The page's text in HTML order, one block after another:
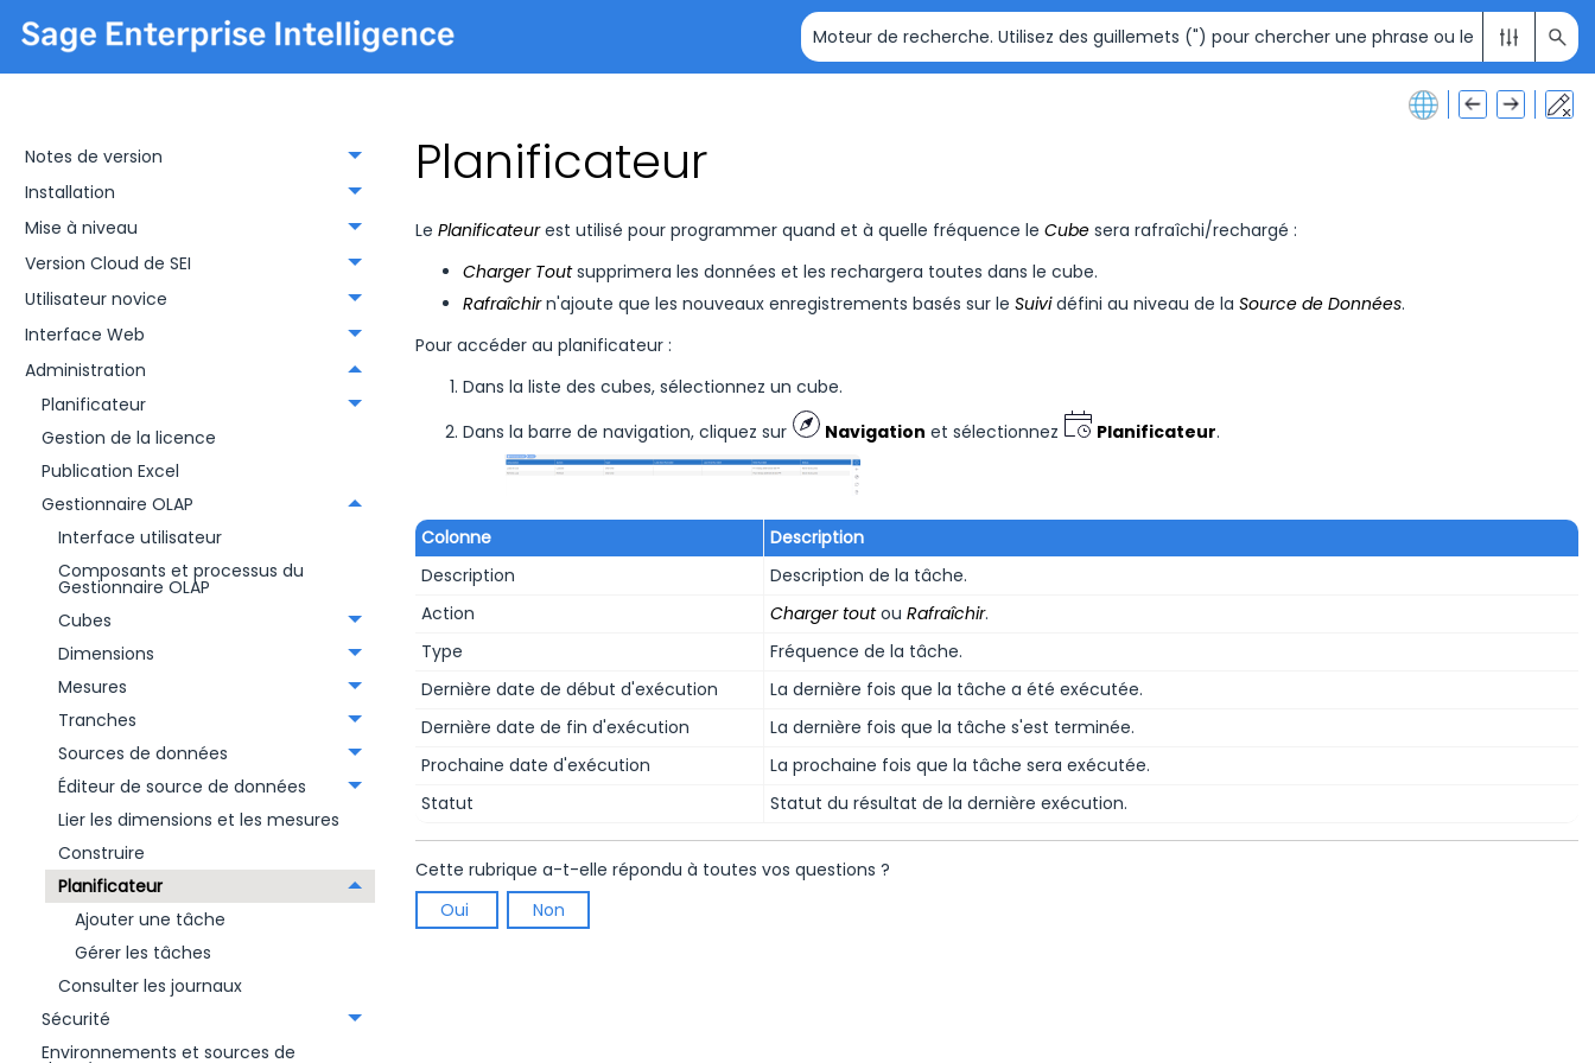
Passer au contenu principal
Notes de version
Installation
Mise à niveau
Version Cloud de SEI
Utilisateur novice
Interface Web
Administration
Planificateur
Gestion de la licence
Publication Excel
Gestionnaire OLAP
Interface utilisateur
Composants et processus du
Gestionnaire OLAP
Cubes
Dimensions
Mesures
Tranches
Sources de données
Éditeur de source de données
Lier les dimensions et les mesures
Construire
Planificateur
Ajouter une tâche
Gérer les tâches
Consulter les journaux
Sécurité
Environnements et sources de
Planificateur
Le Planificateurest utilisé pour programmer quand et à quelle fréquence le Cube sera rafraîchi/rechargé :
Charger Toutsupprimera les données et les rechargera toutes dans le cube.
Rafraîchirn'ajoute que les nouveaux enregistrements basés sur le Suividéfini au niveau de la Source de Données.
Pour accéder au planificateur :
Dans la liste des cubes, sélectionnez un cube.
Dans la barre de navigation, cliquez sur
Navigation et sélectionnez Planificateur.
Colonne
Description
Description
Description de la tâche.
Action
Charger toutou Rafraîchir.
Type
Fréquence de la tâche.
Dernière date de début d'exécution
La dernière fois que la tâche a été exécutée.
Dernière date de fin d'exécution
La dernière fois que la tâche s'est terminée.
Prochaine date d'exécution
La prochaine fois que la tâche sera exécutée.
Statut
Statut du résultat de la dernière exécution.
Cette rubrique a-t-elle répondu à toutes vos questions ?
Oui
Non